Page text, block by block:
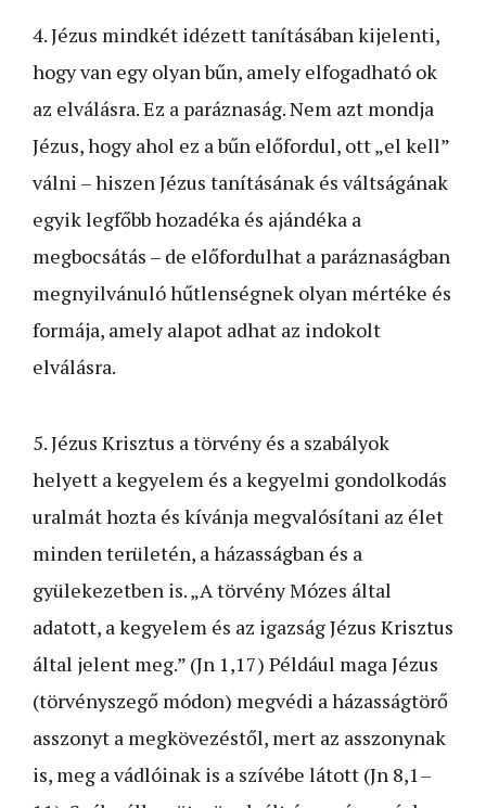
4. Jézus mindkét idézett tanításában kijelenti,
hogy van egy olyan bűn, amely elfogadható ok
az elválásra. Ez a paráznaság. Nem azt mondja
Jézus, hogy ahol ez a bűn előfordul, ott „el kell”
válni – hiszen Jézus tanításának és váltságának
egyik legfőbb hozadéka és ajándéka a
megbocsátás – de előfordulhat a paráznaságban
megnyilvánuló hűtlenségnek olyan mértéke és
formája, amely alapot adhat az indokolt
elválásra.
5. Jézus Krisztus a törvény és a szabályok
helyett a kegyelem és a kegyelmi gondolkodás
uralmát hozta és kívánja megvalósítani az élet
minden területén, a házasságban és a
gyülekezetben is. „A törvény Mózes által
adatott, a kegyelem és az igazság Jézus Krisztus
által jelent meg.” (Jn 1,17) Például maga Jézus
(törvényszegő módon) megvédi a házasságtörő
asszonyt a megkövezéstől, mert az asszonynak
is, meg a vádlóinak is a szívébe látott (Jn 8,1–